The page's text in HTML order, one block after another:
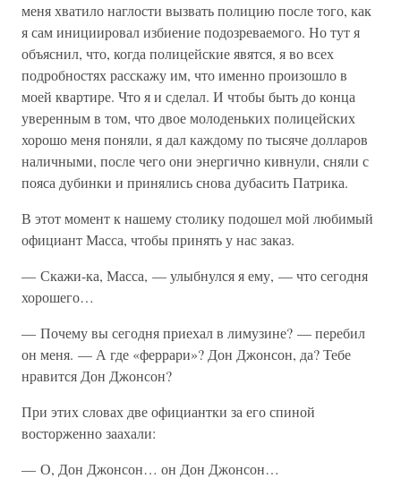
меня хватило наглости вызвать полицию после того, как
я сам инициировал избиение подозреваемого. Но тут я
объяснил, что, когда полицейские явятся, я во всех
подробностях расскажу им, что именно произошло в
моей квартире. Что я и сделал. И чтобы быть до конца
уверенным в том, что двое молоденьких полицейских
хорошо меня поняли, я дал каждому по тысяче долларов
наличными, после чего они энергично кивнули, сняли с
пояса дубинки и принялись снова дубасить Патрика.
В этот момент к нашему столику подошел мой любимый
официант Масса, чтобы принять у нас заказ.
— Скажи-ка, Масса, — улыбнулся я ему, — что сегодня
хорошего…
— Почему вы сегодня приехал в лимузине? — перебил
он меня. — А где «феррари»? Дон Джонсон, да? Тебе
нравится Дон Джонсон?
При этих словах две официантки за его спиной
восторженно заахали:
— О, Дон Джонсон… он Дон Джонсон…